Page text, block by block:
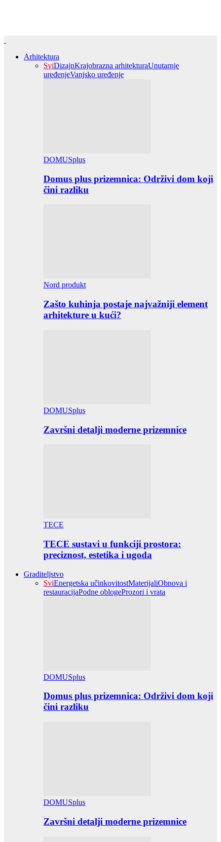
Arhitektura
SviDizajnKrajobrazna arhitekturaUnutarnje
uređenjeVanjsko uređenje
DOMUSplus
Domus plus prizemnica: Održivi dom koji
čini razliku
Nord produkt
Zašto kuhinja postaje najvažniji element
arhitekture u kući?
DOMUSplus
Završni detalji moderne prizemnice
TECE
TECE sustavi u funkciji prostora:
preciznost, estetika i ugoda
Graditeljstvo
SviEnergetska učinkovitostMaterijaliObnova i
restauracijaPodne oblogeProzori i vrata
DOMUSplus
Domus plus prizemnica: Održivi dom koji
čini razliku
DOMUSplus
Završni detalji moderne prizemnice